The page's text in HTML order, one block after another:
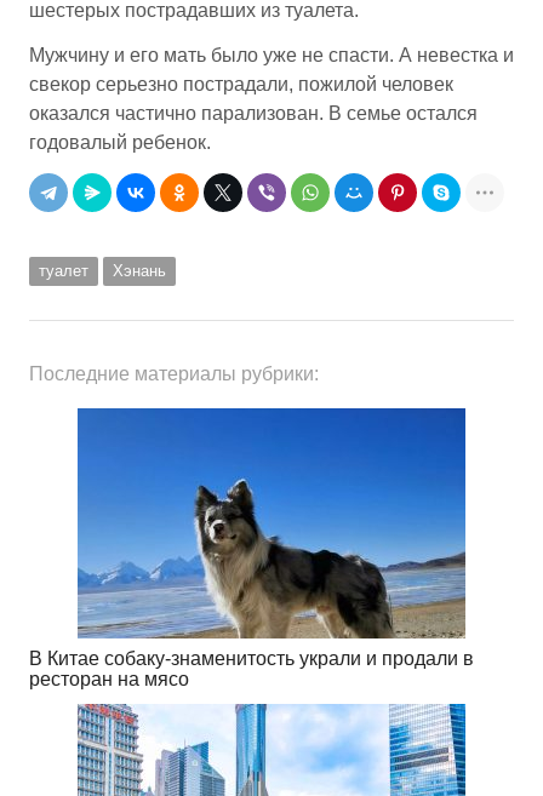
шестерых пострадавших из туалета.
Мужчину и его мать было уже не спасти. А невестка и
свекор серьезно пострадали, пожилой человек
оказался частично парализован. В семье остался
годовалый ребенок.
туалет Хэнань
Последние материалы рубрики:
В Китае собаку-знаменитость украли и продали в
ресторан на мясо